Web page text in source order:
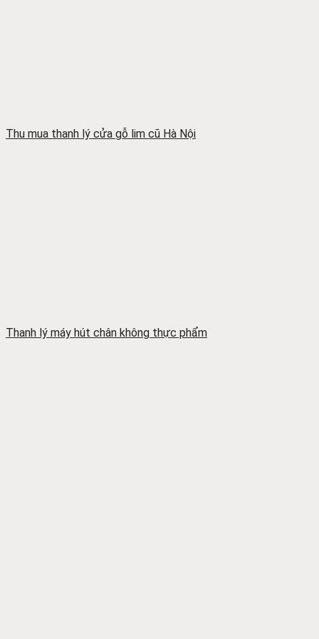
Thu mua thanh lý cửa gỗ lim cũ Hà Nội
Thanh lý máy hút chân không thực phẩm